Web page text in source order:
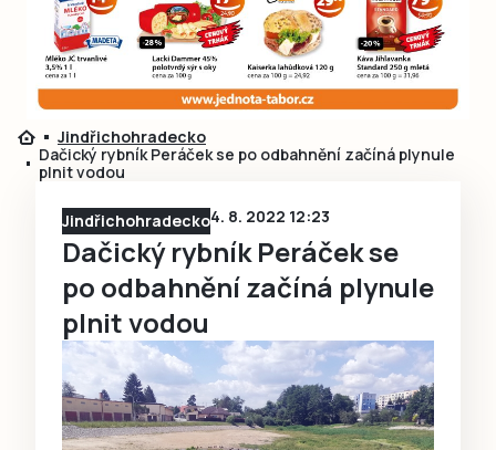
Jindřichohradecko
Dačický rybník Peráček se po odbahnění začíná plynule
plnit vodou
Jindřichohradecko4. 8. 2022 12:23
Dačický rybník Peráček se
po odbahnění začíná plynule
plnit vodou